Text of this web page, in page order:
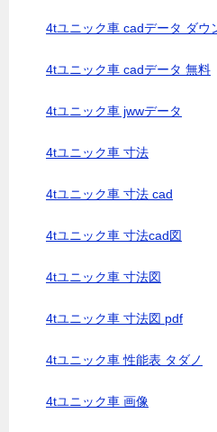
4tユニック車 cadデータ ダウ
4tユニック車 cadデータ 無料
4tユニック車 jwwデータ
4tユニック車 寸法
4tユニック車 寸法 cad
4tユニック車 寸法cad図
4tユニック車 寸法図
4tユニック車 寸法図 pdf
4tユニック車 性能表 タダノ
4tユニック車 画像